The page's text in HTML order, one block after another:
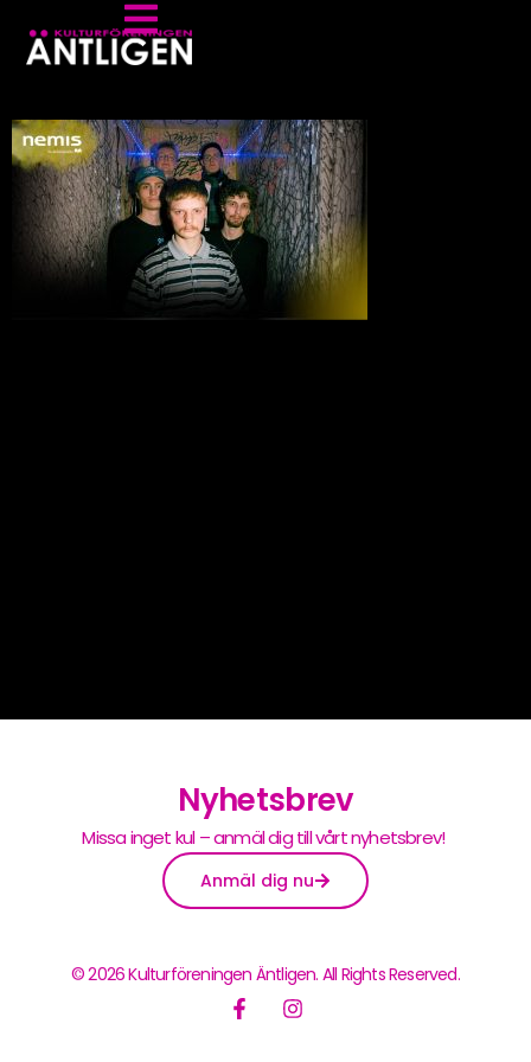
Nyhetsbrev
Missa inget kul – anmäl dig till vårt nyhetsbrev!
Anmäl dig nu
© 2026 Kulturföreningen Äntligen. All Rights Reserved.